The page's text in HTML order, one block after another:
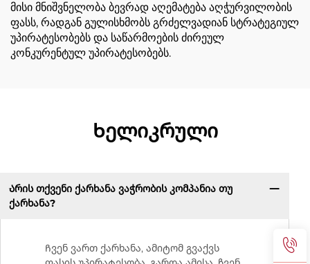
მისი მნიშვნელობა ბევრად აღემატება აღჭურვილობის
ფასს, რადგან გულისხმობს გრძელვადიან სტრატეგიულ
უპირატესობებს და საწარმოების ძირეულ
კონკურენტულ უპირატესობებს.
Ხელიკრული
Არის თქვენი ქარხანა ვაჭრობის კომპანია თუ
ქარხანა?
Ჩვენ ვართ ქარხანა, ამიტომ გვაქვს